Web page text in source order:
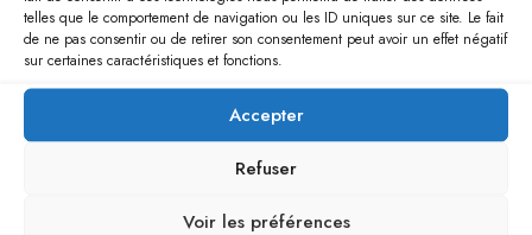
telles que le comportement de navigation ou les ID uniques sur ce site. Le fait
de ne pas consentir ou de retirer son consentement peut avoir un effet négatif
sur certaines caractéristiques et fonctions.
Accepter
Refuser
Voir les préférences
mesure d’offrir une protection optimale aux personnes qui
travaillent dans la cuisine, notamment lorsqu’elles
s’occupent de plats très chauds.
Les tabliers sont également lavables en machine. Cela
nettoyer facilement et
rapidement. La propreté doit être prise au sérieux dans
un restaurant, puisque c’est le premier critère de
qualité du repas. Toutes ces attentes sont